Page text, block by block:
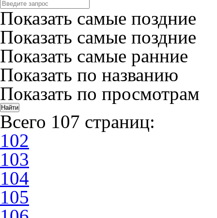
Показать самые поздние
Показать самые поздние
Показать самые ранние
Показать по названию
Показать по просмотрам
Всего 107 страниц:
102
103
104
105